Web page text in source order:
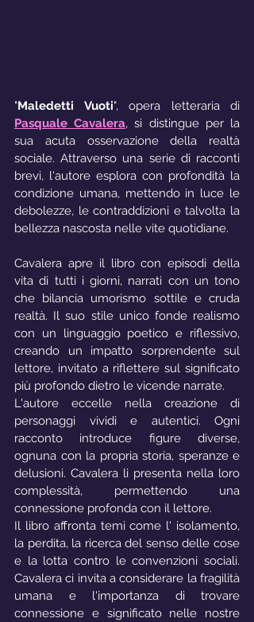
"Maledetti Vuoti
Pasquale Cavalera, si distingue per la
sua acuta osservazione della realtà
sociale. Attraverso una serie di racconti
brevi, l'autore esplora con profondità la
condizione umana, mettendo in luce le
debolezze, le contraddizioni e talvolta la
bellezza nascosta nelle vite quotidiane.
Cavalera apre il libro con episodi della
vita di tutti i giorni, narrati con un tono
che bilancia umorismo sottile e cruda
realtà. Il suo stile unico fonde realismo
con un linguaggio poetico e riflessivo,
creando un impatto sorprendente sul
lettore, invitato a riflettere sul significato
più profondo dietro le vicende narrate.
L'autore eccelle nella creazione di
personaggi vividi e autentici. Ogni
racconto introduce figure diverse,
ognuna con la propria storia, speranze e
delusioni. Cavalera li presenta nella loro
complessità, permettendo una
connessione profonda con il lettore.
Il libro affronta temi come l' isolamento,
la perdita, la ricerca del senso delle cose
e la lotta contro le convenzioni sociali.
Cavalera ci invita a considerare la fragilità
umana e l'importanza di trovare
connessione e significato nelle nostre